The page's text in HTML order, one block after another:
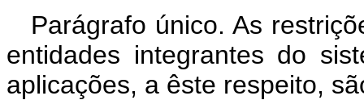
Parágrafo único. As
entidades integrantes do
aplicações, a êste respeito,